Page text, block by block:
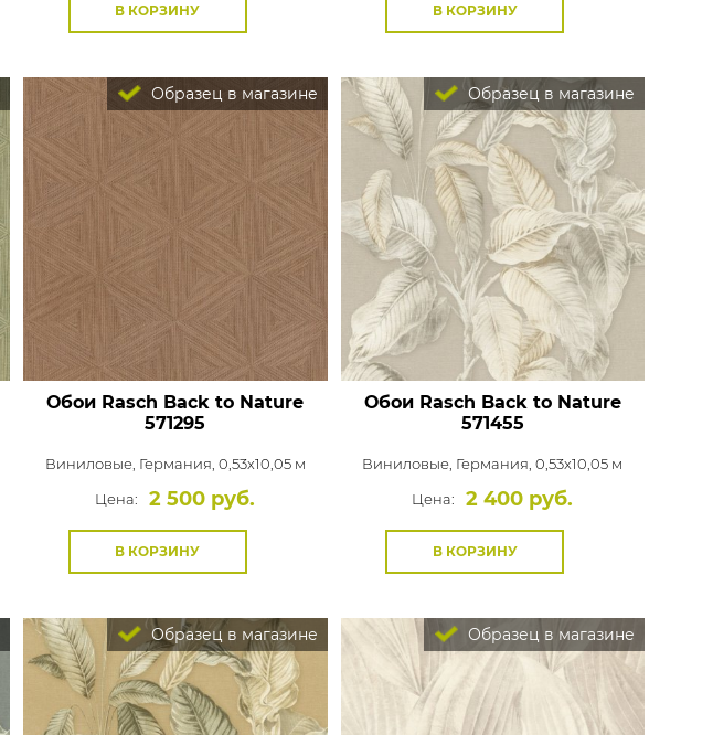
В КОРЗИНУ В КОРЗИНУ
Образец в магазине
Обои Rasch Back to Nature
571295
Виниловые, Германия, 0,53x10,05 м
Цена:
2 500 руб.
В КОРЗИНУ
Образец в магазине
Обои Rasch Back to Nature
571455
Виниловые, Германия, 0,53x10,05 м
Цена:
2 400 руб.
В КОРЗИНУ
Образец в магазине Образец в магазине